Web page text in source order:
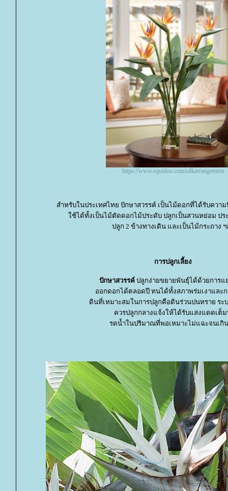
https://www.squidoo.com/silkarrangement
สำหรับในประเทศไทย ปักษาสวรรค์ เป็นไม้ดอกที่ได้รับควา
ช้ได้ทั้งเป็นไม้ตัดดอกไม้ประดับ ปลูกเป็นสวนหย่อม ปร
ปลูก 2 ข้างทางเดิน และเป็นไม้กระถาง ฯ
การปลูกเลี้ยง
ปักษาสวรรค์ปลูกง่ายขยายพันธุ์ได้ด้วยการแ
ออกดอกได้ตลอดปี ทนได้ทั้งสภาพร่มเงาและ
ดินที่เหมาะสมในการปลูกคือดินร่วนปนทราย ระ
ควรปลูกกลางแจ้งให้ได้รับแสงแดดเต็
รดน้ำในปริมาณที่พอเหมาะไม่แฉะจนเกิ